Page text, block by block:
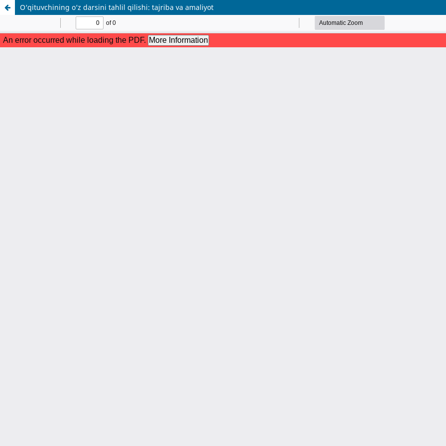
O‘qituvchining o‘z darsini tahlil qilishi: tajriba va amaliyot